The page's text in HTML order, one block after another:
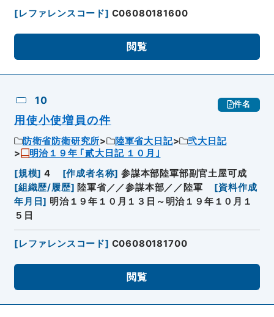
[レファレンスコード] C06080181600
閲覧
10 件名
用使小使増員の件
防衛省防衛研究所 陸軍省大日記
弐大日記
明治１９年 ｢貳大日記 １０月｣
[規模] 4 [作成者名称] 参謀本部陸軍部副官土屋可成
[組織歴/履歴] 陸軍省／／参謀本部／／陸軍 [資料作成
年月日] 明治１９年１０月１３日～明治１９年１０月１
５日
[レファレンスコード] C06080181700
閲覧